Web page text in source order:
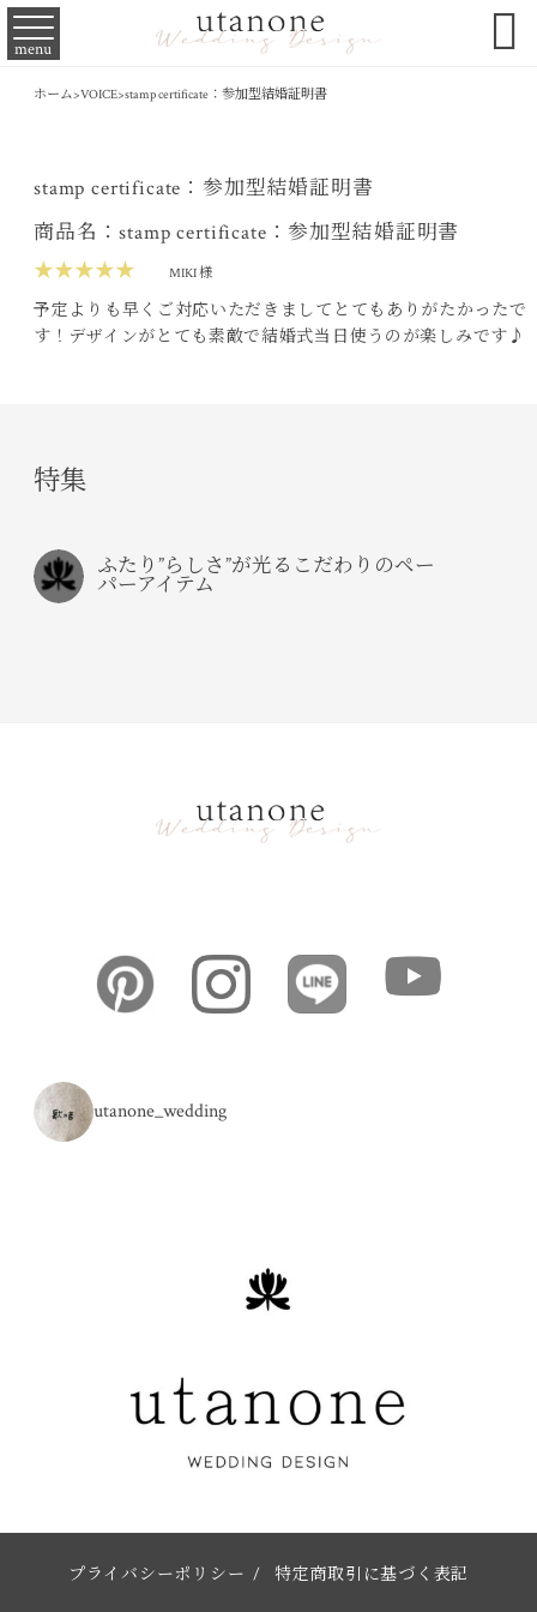
menu 
ホーム>VOICE>stamp certificate：参加型結婚証明書
stamp certificate：参加型結婚証明書
商品名：stamp certificate：参加型結婚証明書
★★★★★
MIKI 様
予定よりも早くご対応いただきましてとてもありがたかったで
す！デザインがとても素敵で結婚式当日使うのが楽しみです♪
特集
ふたり”らしさ”が光るこだわりのペー
パーアイテム
utanone_wedding
プライバシーポリシー / 特定商取引に基づく表記